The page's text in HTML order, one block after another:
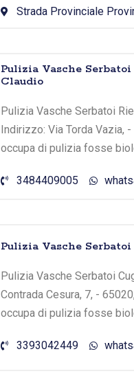
Strada Provinciale
Pulizia Vasche
Claudio
Pulizia Vasche Serbatoi
Indirizzo: Via Torda Vazia,
occupa di pulizia fosse
3484409005
Pulizia Vasche
Pulizia Vasche Serbatoi
Contrada Cesura, 7, -
occupa di pulizia fosse
3393042449